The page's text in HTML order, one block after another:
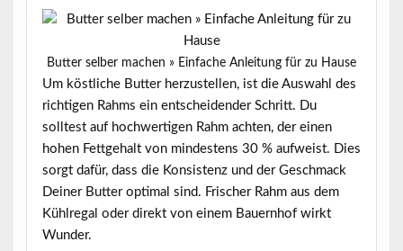
Butter selber machen » Einfache Anleitung für zu Hause
Um köstliche Butter herzustellen, ist die Auswahl des
richtigen Rahms ein entscheidender Schritt. Du
solltest auf hochwertigen Rahmachten, der einen
hohen Fettgehalt von mindestens 30 % aufweist. Dies
sorgt dafür, dass die Konsistenz und der Geschmack
Deiner Butter optimal sind. Frischer Rahm aus dem
Kühlregal oder direkt von einem Bauernhof wirkt
Wunder.